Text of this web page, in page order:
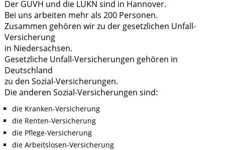
Der GUVH und die LUKN sind in Hannover.
Bei uns arbeiten mehr als 200 Personen.
Zusammen gehören wir zu der gesetzlichen Unfall-
Versicherung
in Niedersachsen.
Gesetzliche Unfall-Versicherungen gehören in
Deutschland
zu den Sozial-Versicherungen.
Die anderen Sozial-Versicherungen sind:
die Kranken-Versicherung
die Renten-Versicherung
die Pflege-Versicherung
die Arbeitslosen-Versicherung